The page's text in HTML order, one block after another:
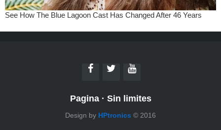
Pagina· Sin limites
Design by HPtronics © 2016